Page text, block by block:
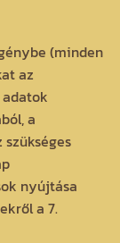
(minden
az
a
nyújtása
a 7.